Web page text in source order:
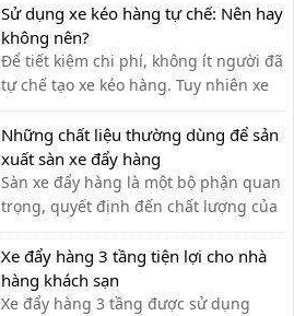
chuyển, giúp tiết kiệm thời gian và sức
lực.
Sử dụng xe kéo hàng tự chế: Nên hay
không nên?
Để tiết kiệm chi phí, không ít người đã
tự chế tạo xe kéo hàng. Tuy nhiên xe
kéo hàng tự chế có ưu nhược điểm gì,
có nên dùng hay không?
Những chất liệu thường dùng để sản
xuất sàn xe đẩy hàng
Sàn xe đẩy hàng là một bộ phận quan
trọng, quyết định đến chất lượng của
xe đẩy. Lựa chọn chất liệu phù hợp
giúp bạn có được chiếc xe đẩy hàng
ưng ý.
Xe đẩy hàng 3 tầng tiện lợi cho nhà
hàng khách sạn
Xe đẩy hàng 3 tầng được sử dụng